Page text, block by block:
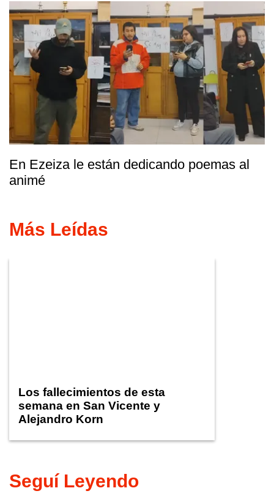
En Ezeiza le están dedicando poemas al
animé
Más Leídas
Los fallecimientos de esta
semana en San Vicente y
Alejandro Korn
Seguí Leyendo